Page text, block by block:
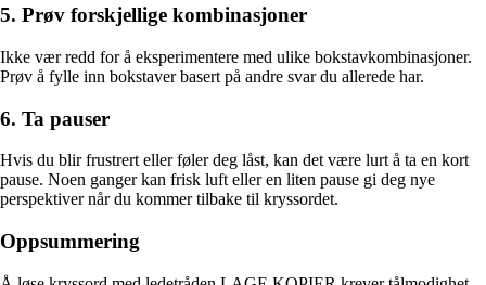
5. Prøv forskjellige kombinasjoner
Ikke vær redd for å eksperimentere med ulike bokstavkombinasjoner.
Prøv å fylle inn bokstaver basert på andre svar du allerede har.
6. Ta pauser
Hvis du blir frustrert eller føler deg låst, kan det være lurt å ta en kort
pause. Noen ganger kan frisk luft eller en liten pause gi deg nye
perspektiver når du kommer tilbake til kryssordet.
Oppsummering